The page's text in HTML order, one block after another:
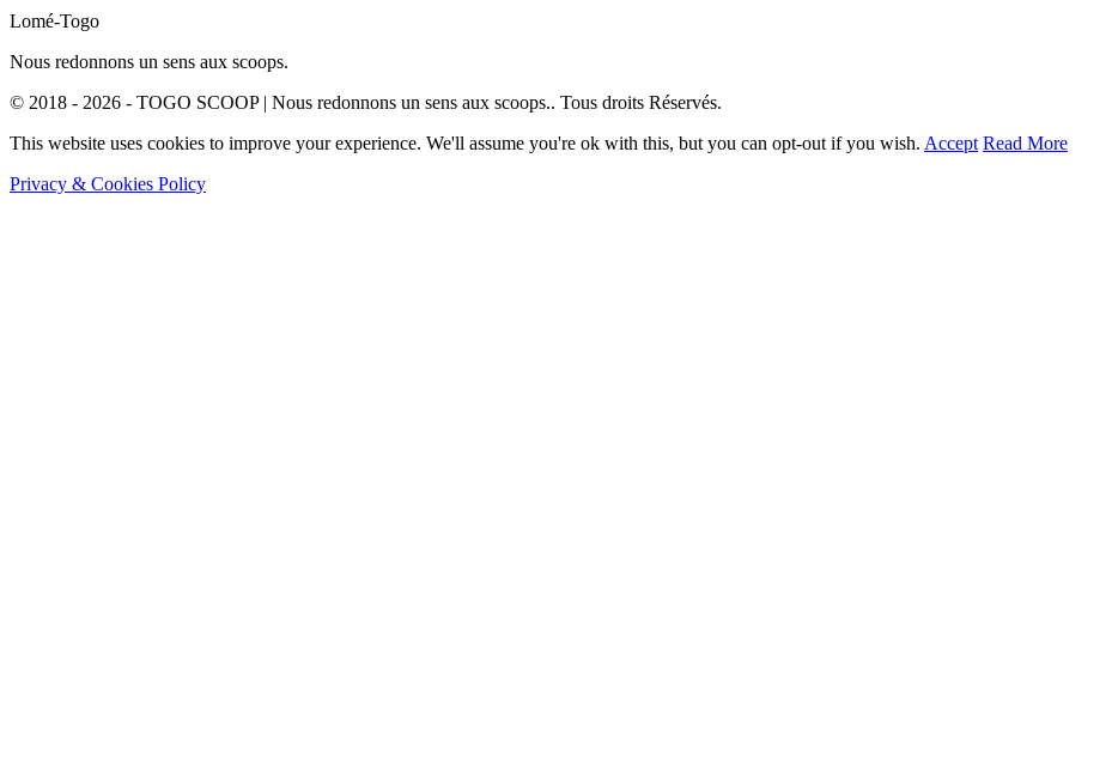
Lomé-Togo
Nous redonnons un sens aux scoops.
© 2018 - 2026 - TOGO SCOOP | Nous redonnons un sens aux scoops.. Tous droits Réservés.
This website uses cookies to improve your experience. We'll assume you're ok with this, but you can opt-out if you wish. Accept Read More
Privacy & Cookies Policy